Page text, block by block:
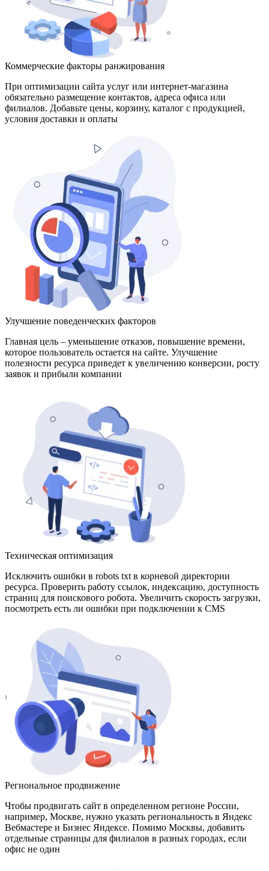
Коммерческие факторы ранжирования
При оптимизации сайта услуг или интернет-магазина
обязательно размещение контактов, адреса офиса или
филиалов. Добавьте цены, корзину, каталог с продукцией,
условия доставки и оплаты
Улучшение поведенческих факторов
Главная цель – уменьшение отказов, повышение времени,
которое пользователь остается на сайте. Улучшение
полезности ресурса приведет к увеличению конверсии, росту
заявок и прибыли компании
Техническая оптимизация
Исключить ошибки в robots txt в корневой директории
ресурса. Проверить работу ссылок, индексацию, доступность
страниц для поискового робота. Увеличить скорость загрузки,
посмотреть есть ли ошибки при подключении к CMS
Региональное продвижение
Чтобы продвигать сайт в определенном регионе России,
например, Москве, нужно указать региональность в Яндекс
Вебмастере и Бизнес Яндексе. Помимо Москвы, добавить
отдельные страницы для филиалов в разных городах, если
офис не один